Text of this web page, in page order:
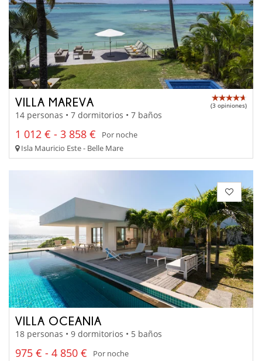
VILLA MAREVA (3 opiniones)
14 personas • 7 dormitorios • 7 baños
1 012 € - 3 858 €
Por noche
Isla Mauricio Este - Belle Mare
VILLA OCEANIA
18 personas • 9 dormitorios • 5 baños
975 € - 4 850 €
Por noche